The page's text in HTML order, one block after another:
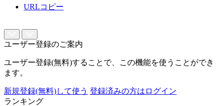
URLコピー
ユーザー登録のご案内
ユーザー登録(無料)することで、この機能を使うことができ
ます。
新規登録(無料)して使う 登録済みの方はログイン
ランキング